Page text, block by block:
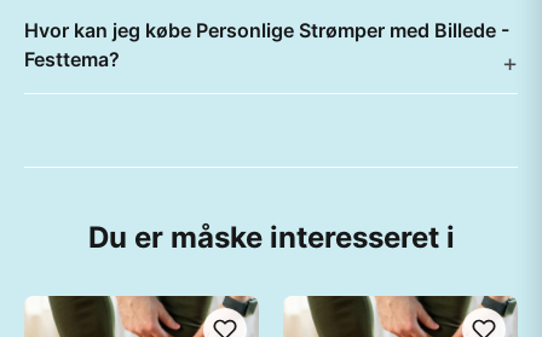
Hvor kan jeg købe Personlige Strømper med Billede -
Festtema?
Du er måske interesseret i